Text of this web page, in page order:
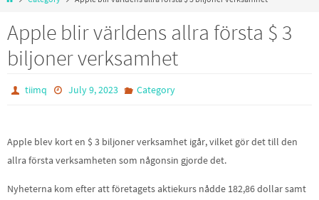
Apple blir världens allra första $ 3
biljoner verksamhet
tiimq July 9, 2023 Category
Apple blev kort en $ 3 biljoner verksamhet igår, vilket gör det till den
allra första verksamheten som någonsin gjorde det.
Nyheterna kom efter att företagets aktiekurs nådde 182,86 dollar samt